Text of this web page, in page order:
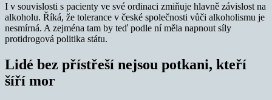
I v souvislosti s pacienty ve své ordinaci zmiňuje hlavně závislost na
alkoholu. Říká, že tolerance v české společnosti vůči alkoholismu je
nesmírná. A zejména tam by teď podle ní měla napnout síly
protidrogová politika státu.
Lidé bez přístřeší nejsou potkani, kteří
šíří mor